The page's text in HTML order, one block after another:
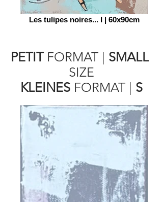
Les tulipes noires... I | 60x90cm
PETIT FORMAT | SMALL
SIZE
KLEINES FORMAT | S